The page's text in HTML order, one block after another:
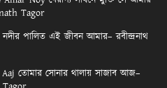
Tagor
পালিত এই জীবন আমার– রবীন্দ্রনাথ
তোমার সোনার থালায় সাজাব আজ–